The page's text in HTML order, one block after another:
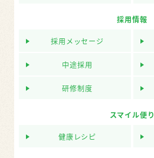
採用情報
採用メッセージ
中途採用
研修制度
スマイル便り
健康レシピ